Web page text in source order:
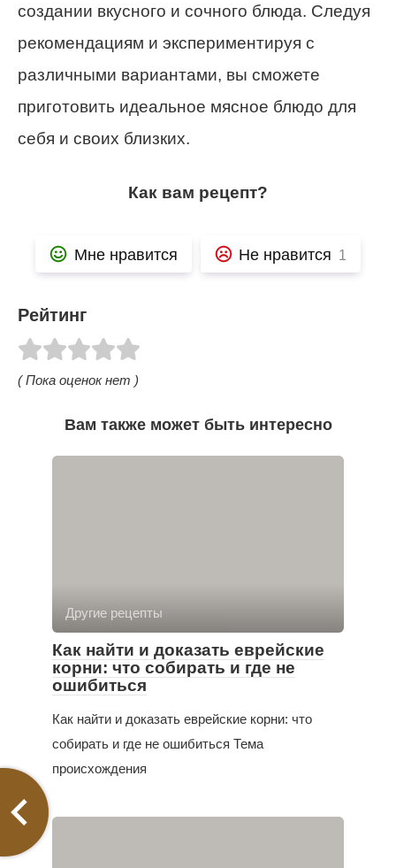
создании вкусного и сочного блюда. Следуя
рекомендациям и экспериментируя с
различными вариантами, вы сможете
приготовить идеальное мясное блюдо для
себя и своих близких.
Как вам рецепт?
Мне нравится Не нравится 1
Рейтинг
( Пока оценок нет )
Вам также может быть интересно
Другие рецепты
Как найти и доказать еврейские
корни: что собирать и где не
ошибиться
Как найти и доказать еврейские корни: что
собирать и где не ошибиться Тема
происхождения